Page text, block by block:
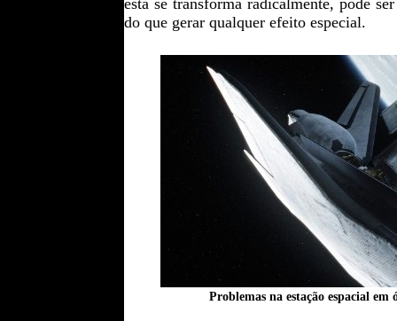
esta se transforma radicalmente, pode
do que gerar qualquer efeito especial.
Problemas na estação espacial